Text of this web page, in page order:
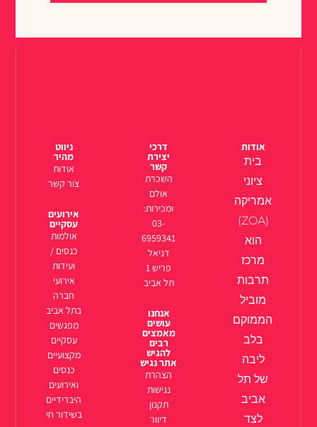
אודות
בית
ציוני
אמריקה
(ZOA)
הוא
מרכז
תרבות
מוביל
הממוקם
בלב
ליבה
של תל
אביב
לצד
דרכי
יצירת
קשר
השכרת
אולם
ומכירות:
03-
6959341
דניאל
פריש 1
תל אביב
אנחנו
עושים
מאמצים
רבים
להגיש
אתר נגיש
הצהרת
נגישות
תקנון
דיוור
ניווט
מהיר
אודות
צור קשר
אירועים
עסקיים
אולמות
כנסים /
ועידות
אירועי
חברה
בתל אביב
מפגשים
עסקיים
מקצועיים
כנסים
ואירועים
היברידיים
בשידור חי